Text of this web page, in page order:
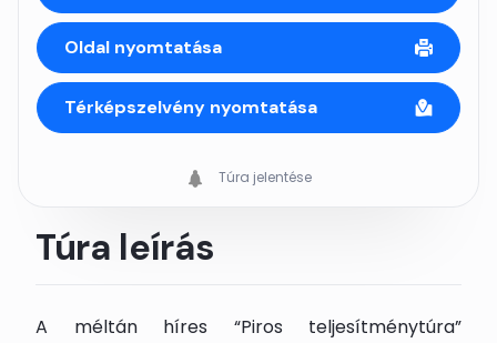
Oldal nyomtatása
Térképszelvény nyomtatása
Túra jelentése
Túra leírás
A méltán híres “Piros teljesítménytúra”